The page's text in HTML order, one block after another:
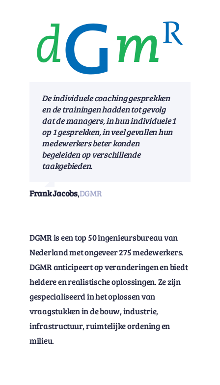
De individuele coaching gesprekken
en de trainingen hadden tot gevolg
dat de managers, in hun individuele 1
op 1 gesprekken, in veel gevallen hun
medewerkers beter konden
begeleiden op verschillende
taakgebieden.
Frank Jacobs,DGMR
DGMR is een top 50 ingenieursbureau van
Nederland met ongeveer 275 medewerkers.
DGMR anticipeert op veranderingen en biedt
heldere en realistische oplossingen. Ze zijn
gespecialiseerd in het oplossen van
vraagstukken in de bouw, industrie,
infrastructuur, ruimtelijke ordening en
milieu.